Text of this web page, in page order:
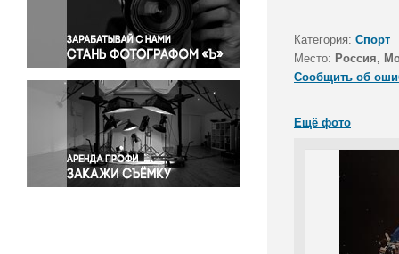
Правосудие
Происшествия и конфликты
Религия
Светская жизнь
Спорт
Экология
Экономика и бизнес
Категория: Спорт
Место: Россия,
Сообщить об
Ещё фото